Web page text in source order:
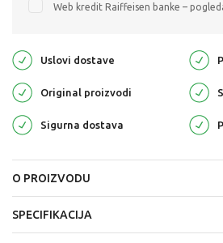
Web kredit Raiffeisen banke –
Uslovi dostave
Original proizvodi
Sigurna dostava
O PROIZVODU
SPECIFIKACIJA